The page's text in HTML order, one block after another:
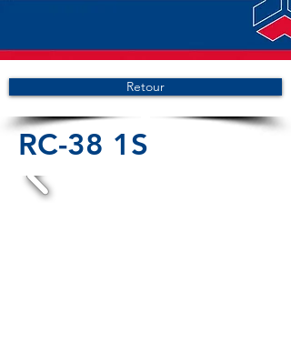
Retour
RC-38 1S